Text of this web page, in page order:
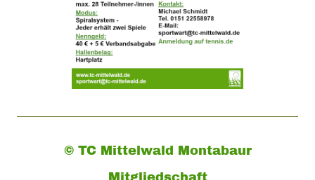
© TC Mittelwald Montabaur
Mitgliedschaft